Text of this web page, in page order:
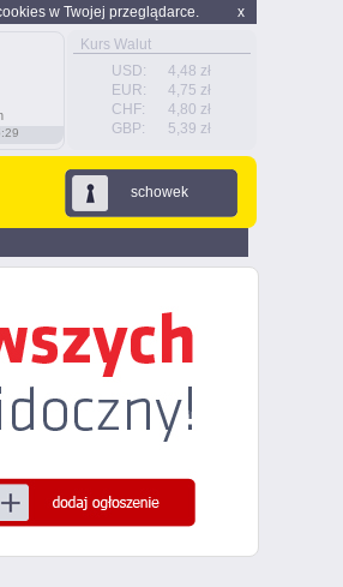
x
w Twojej przeglądarce.
Kurs Walut
USD:
4,48 zł
EUR:
4,75 zł
CHF:
4,80 zł
GBP:
5,39 zł
schowek